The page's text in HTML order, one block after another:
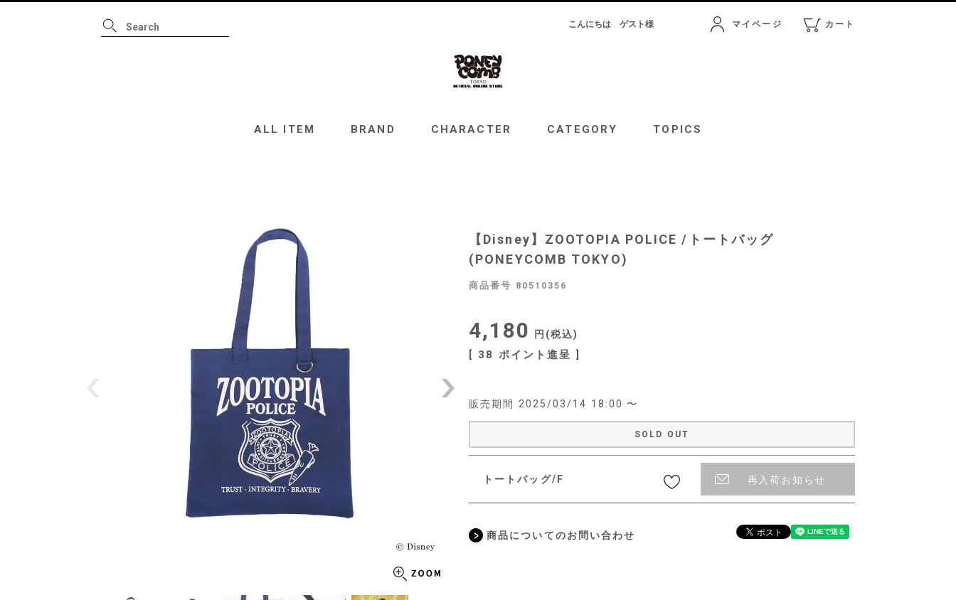
こんにちはゲスト様 マイページ カート
ALL ITEM BRAND CHARACTER CATEGORY TOPICS
ALL ITEM
【Disney】ZOOTOPIA POLICE /トートバッグ
(PONEYCOMB TOKYO)
商品番号 80510356
4,180 税込
[ 38 ポイント進呈 ]
販売期間 2025/03/14 18:00 〜
SOLD OUT
トートバッグ/F 再入荷お知らせ
商品についてのお問い合わせ